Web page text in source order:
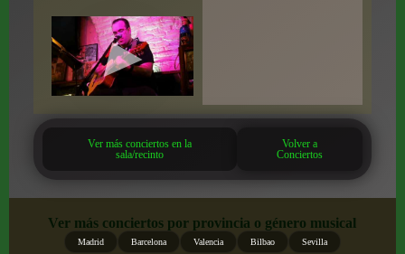
Ver más conciertos en la
sala/recinto
Volver a
Conciertos
Ver más conciertos por provincia o género musical
Madrid Barcelona Valencia Bilbao Sevilla